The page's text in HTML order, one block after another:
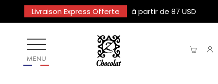
Livraison Express Offerte à partir de 87 USD
MENU